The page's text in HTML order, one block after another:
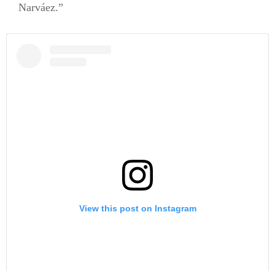
Narváez.
View this post on Instagram